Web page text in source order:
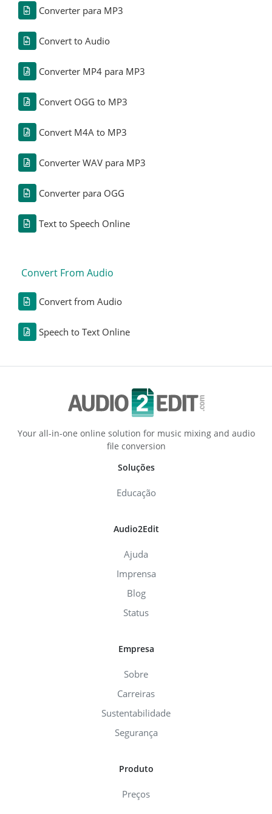
Converter para MP3
Convert to Audio
Converter MP4 para MP3
Convert OGG to MP3
Convert M4A to MP3
Converter WAV para MP3
Converter para OGG
Text to Speech Online
Convert From Audio
Convert from Audio
Speech to Text Online
Your all-in-one online solution for music mixing and audio
file conversion
Soluções
Educação
Audio2Edit
Ajuda
Imprensa
Blog
Status
Empresa
Sobre
Carreiras
Sustentabilidade
Segurança
Produto
Preços